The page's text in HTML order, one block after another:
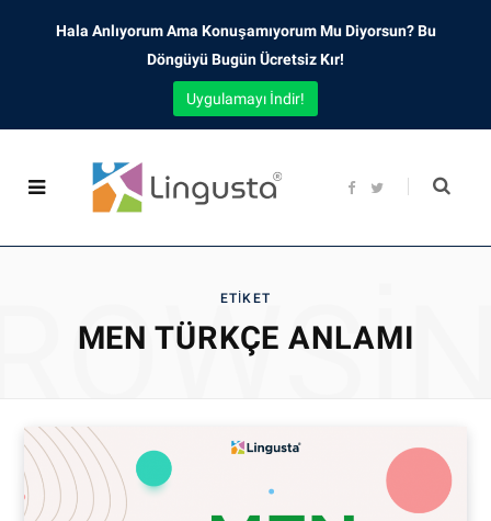
F
b
t
ETIKET
MEN TÜRKÇE ANLAMI
Hala Anlıyorum Ama Konuşamıyorum Mu Diyorsun? Bu
Döngüyü Bugün Ücretsiz Kır!
Uygulamayı İndir!